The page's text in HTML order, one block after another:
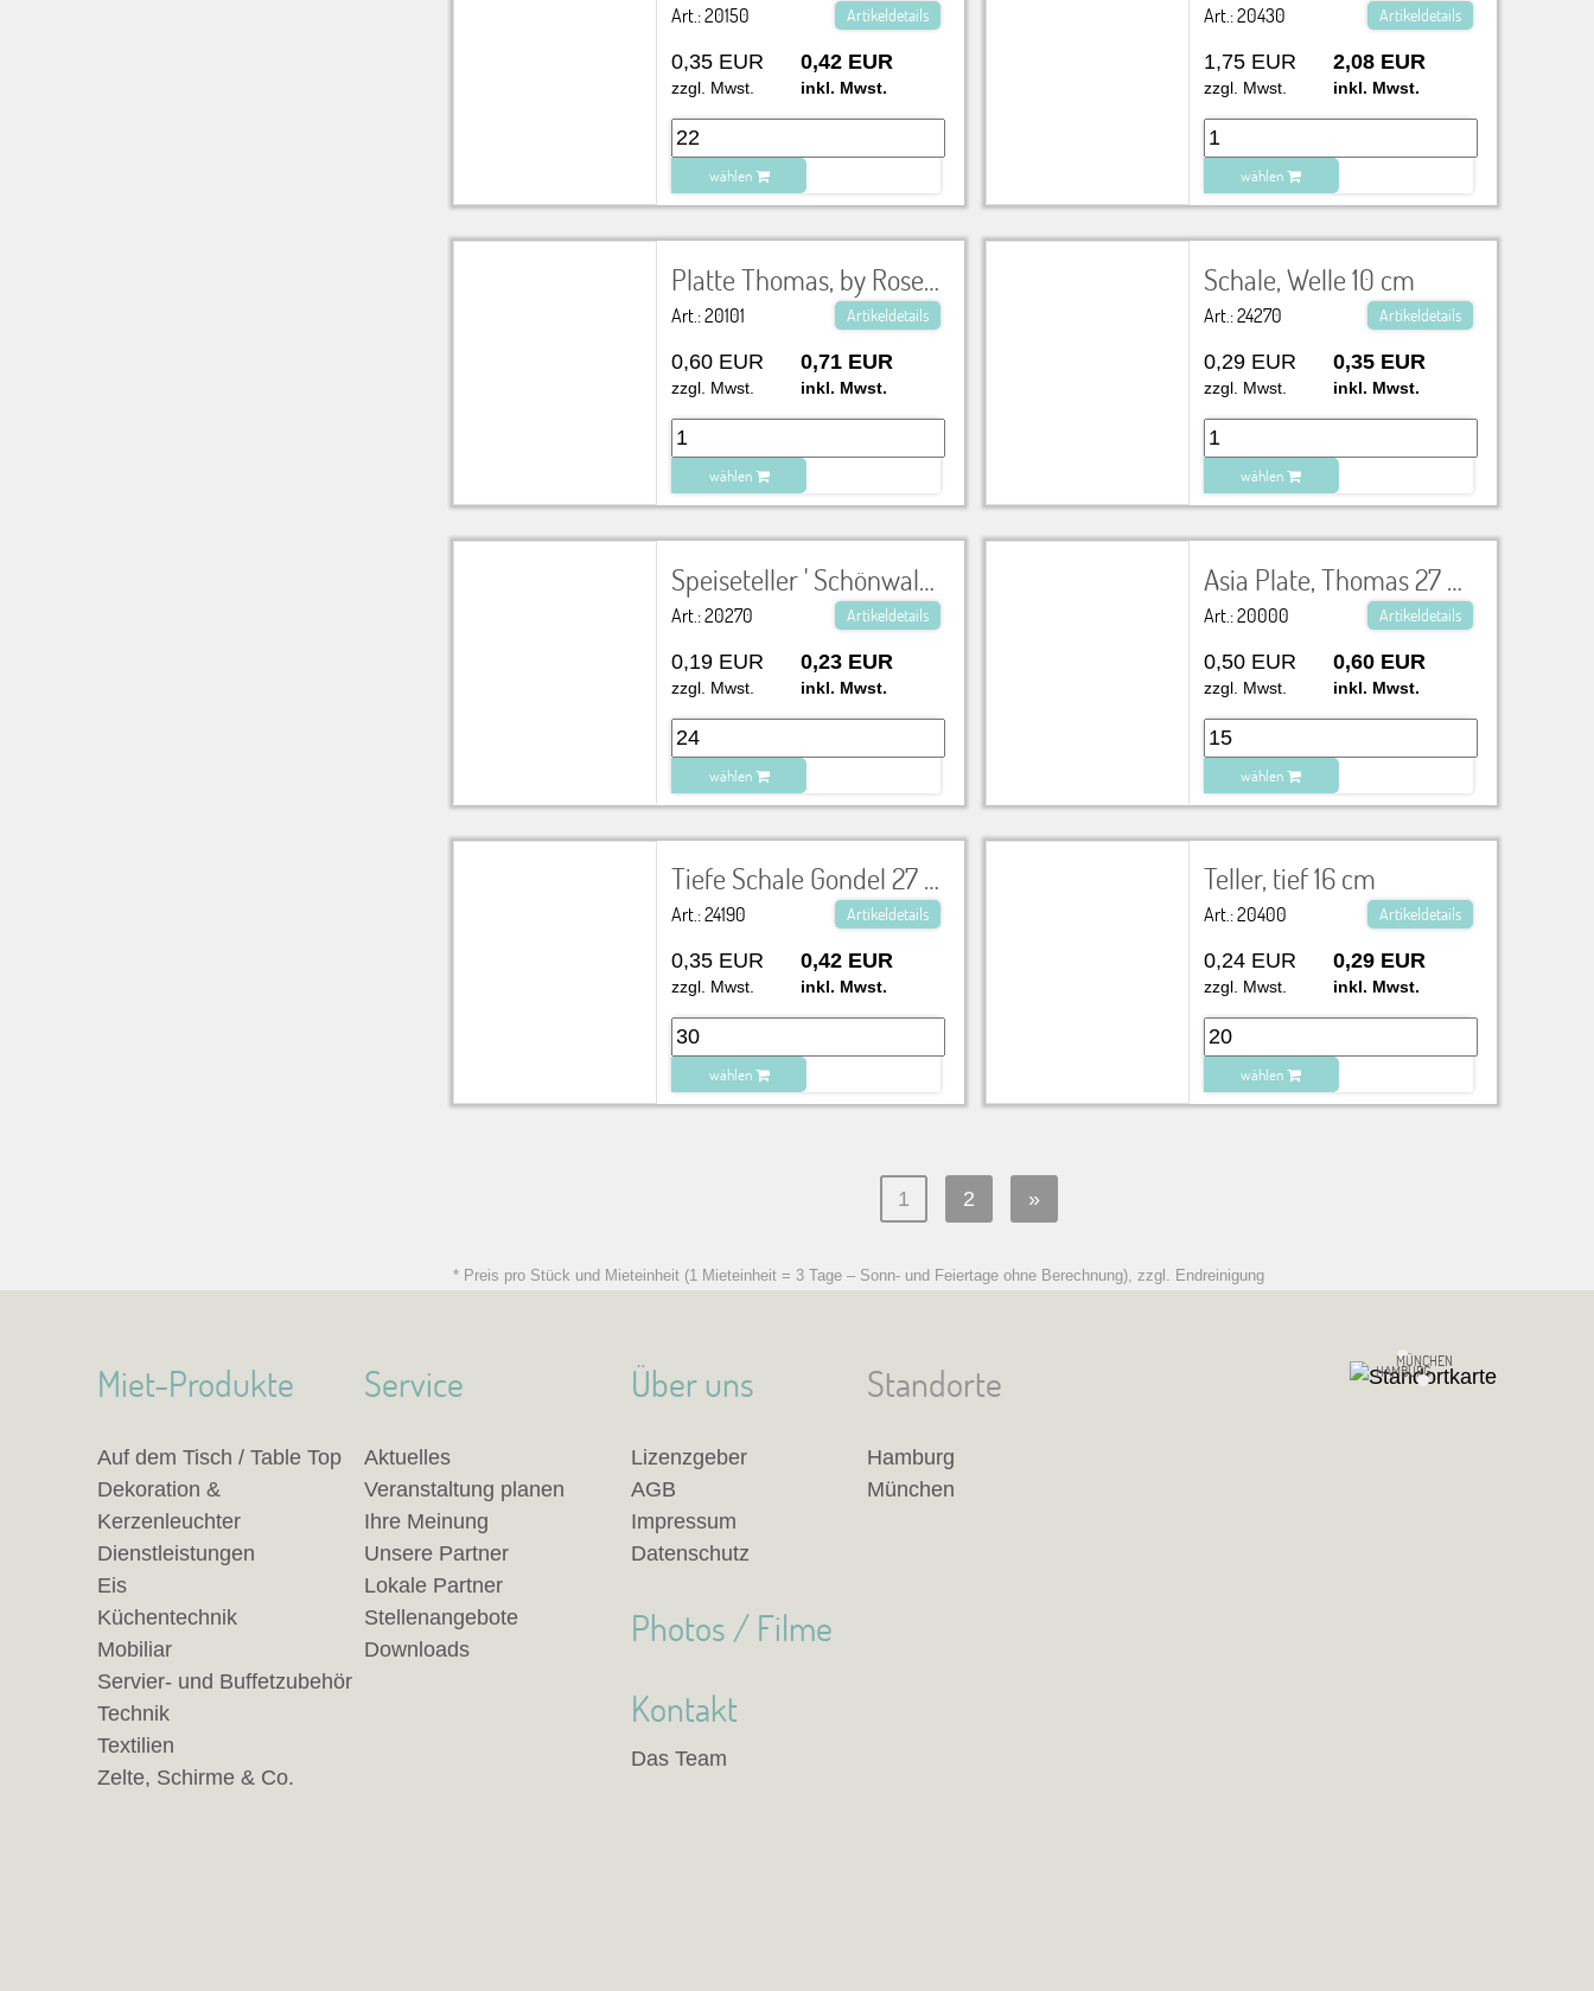
Art.: 20150 Artikeldetails
0,35 EUR 0,42 EUR
zzgl. Mwst. inkl. Mwst.
wählen
zu Warenkorb hinzugefügt.
Art.: 20430 Artikeldetails
1,75 EUR 2,08 EUR
zzgl. Mwst. inkl. Mwst.
wählen
zu Warenkorb hinzugefügt.
Platte Thomas, by Rosenthal, Serie 'no:limit' 29x19 cm
Art.: 20101 Artikeldetails
0,60 EUR 0,71 EUR
zzgl. Mwst. inkl. Mwst.
wählen
zu Warenkorb hinzugefügt.
Schale, Welle 10 cm
Art.: 24270 Artikeldetails
0,29 EUR 0,35 EUR
zzgl. Mwst. inkl. Mwst.
wählen
zu Warenkorb hinzugefügt.
Speiseteller ' Schönwald ' Ø 26 cm
Art.: 20270 Artikeldetails
0,19 EUR 0,23 EUR
zzgl. Mwst. inkl. Mwst.
wählen
zu Warenkorb hinzugefügt.
Asia Plate, Thomas 27 cm, quadratisch
Art.: 20000 Artikeldetails
0,50 EUR 0,60 EUR
zzgl. Mwst. inkl. Mwst.
wählen
zu Warenkorb hinzugefügt.
Tiefe Schale Gondel 27 cm
Art.: 24190 Artikeldetails
0,35 EUR 0,42 EUR
zzgl. Mwst. inkl. Mwst.
wählen
Teller, tief 16 cm
Art.: 20400 Artikeldetails
0,24 EUR 0,29 EUR
zzgl. Mwst. inkl. Mwst.
wählen
1 2 »
* Preis pro Stück und Mieteinheit (1 Mieteinheit = 3 Tage – Sonn- und Feiertage ohne Berechnung), zzgl. Endreinigung
Standorte
Hamburg
München
HAMBURG
MÜNCHEN
Miet-Produkte
Auf dem Tisch / Table Top
Dekoration &
Kerzenleuchter
Dienstleistungen
Eis
Küchentechnik
Mobiliar
Servier- und Buffetzubehör
Technik
Textilien
Zelte, Schirme & Co.
Service
Aktuelles
Veranstaltung planen
Ihre Meinung
Unsere Partner
Lokale Partner
Stellenangebote
Downloads
Über uns
Lizenzgeber
AGB
Impressum
Datenschutz
Photos / Filme
Kontakt
Das Team